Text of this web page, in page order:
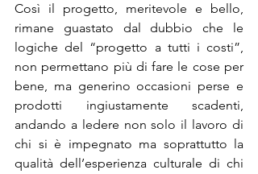
Così il progetto, meritevole e bello,
rimane guastato dal dubbio che le
logiche del “progetto a tutti i costi”,
non permettano più di fare le cose per
bene, ma generino occasioni perse e
prodotti ingiustamente scadenti,
andando a ledere non solo il lavoro di
chi si è impegnato ma soprattutto la
qualità dell’esperienza culturale di chi